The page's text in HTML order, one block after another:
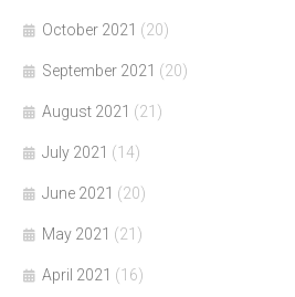
October 2021 (20)
September 2021 (20)
August 2021 (21)
July 2021 (14)
June 2021 (20)
May 2021 (21)
April 2021 (16)